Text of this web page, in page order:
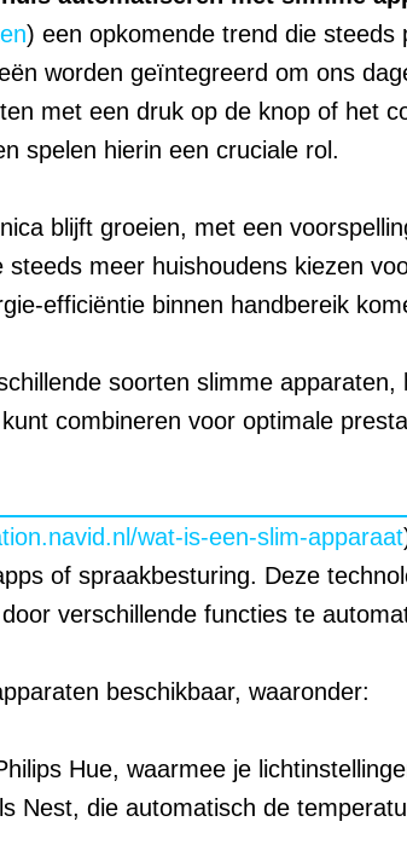
) een opkomende trend die
worden geïntegreerd om ons
met een druk op de knop of het
spelen hierin een cruciale rol.
blijft groeien, met een
meer huishoudens kiezen
efficiëntie binnen handbereik
soorten slimme
combineren voor optimale
wat-is-een-slim-apparaat
of spraakbesturing. Deze
verschillende functies te
beschikbaar, waaronder:
Hue, waarmee je
Nest, die automatisch de